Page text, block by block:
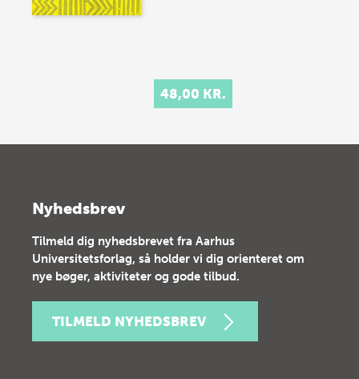
48,00 KR.
Nyhedsbrev
Tilmeld dig nyhedsbrevet fra Aarhus
Universitetsforlag, så holder vi dig orienteret om
nye bøger, aktiviteter og gode tilbud.
TILMELD NYHEDSBREV